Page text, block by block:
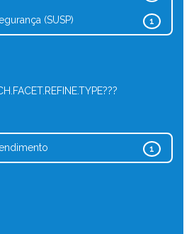
1
(SUSP)
1